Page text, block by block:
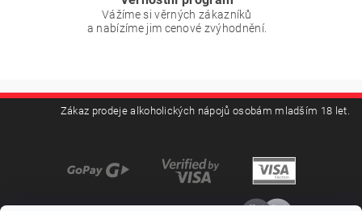
Vážíme si věrných zákazníků
a nabízíme jim cenové zvýhodnění.
Zákaz prodeje alkoholických nápojů osobám mladším 18 let.